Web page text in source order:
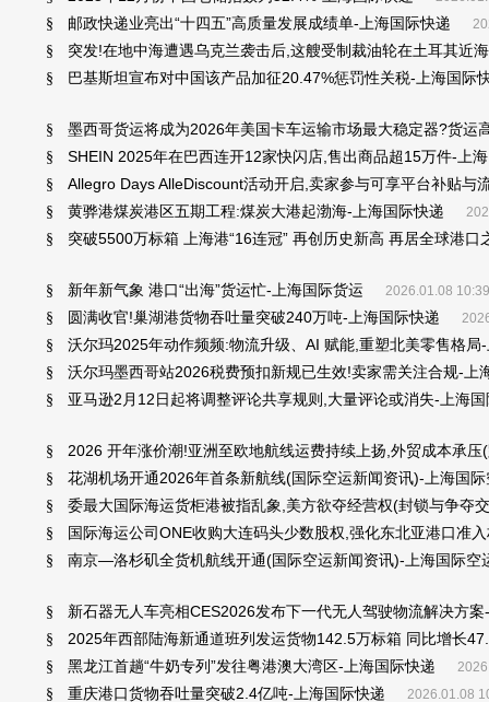
§ 邮政快递业亮出“十四五”高质量发展成绩单-上海国际快递
§ 突发!在地中海遭遇乌克兰袭击后,这艘受制裁油轮在土耳其近
§ 巴基斯坦宣布对中国该产品加征20.47%惩罚性关税-上海国际
§ 墨西哥货运将成为2026年美国卡车运输市场最大稳定器?货
§ SHEIN 2025年在巴西连开12家快闪店,售出商品超15万件-上
§ Allegro Days AlleDiscount活动开启,卖家参与可享平台补贴与
§ 黄骅港煤炭港区五期工程:煤炭大港起渤海-上海国际快递
§ 突破5500万标箱 上海港“16连冠” 再创历史新高 再居全球港口
§ 新年新气象 港口“出海”货运忙-上海国际货运 2026.01.08 10:39
§ 圆满收官!巢湖港货物吞吐量突破240万吨-上海国际快递
§ 沃尔玛2025年动作频频:物流升级、AI 赋能,重塑北美零售格局
§ 沃尔玛墨西哥站2026税费预扣新规已生效!卖家需关注合规-上
§ 亚马逊2月12日起将调整评论共享规则,大量评论或消失-上海
§ 2026 开年涨价潮!亚洲至欧地航线运费持续上扬,外贸成本承
§ 花湖机场开通2026年首条新航线(国际空运新闻资讯)-上海国际
§ 委最大国际海运货柜港被指乱象,美方欲夺经营权(封锁与争夺
§ 国际海运公司ONE收购大连码头少数股权,强化东北亚港口准
§ 南京—洛杉矶全货机航线开通(国际空运新闻资讯)-上海国际空
§ 新石器无人车亮相CES2026发布下一代无人驾驶物流解决方
§ 2025年西部陆海新通道班列发运货物142.5万标箱 同比增长
§ 黑龙江首趟“牛奶专列”发往粤港澳大湾区-上海国际快递
§ 重庆港口货物吞吐量突破2.4亿吨-上海国际快递 2026.01.08